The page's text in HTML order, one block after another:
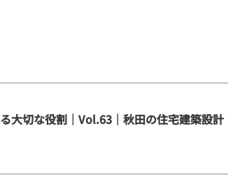
大切な役割｜Vol.63｜秋田の住宅建築設計